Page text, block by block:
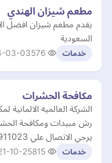
مطعم شيزان الهندي
يقدم مطعم شيزان افضل
السعودية
خدمات 03-03
مكافحة الحشرات
الشركة العالميه
رش مبيدات ومكافحة
يرجي الاتصال علي 60911023
خدمات 10-25